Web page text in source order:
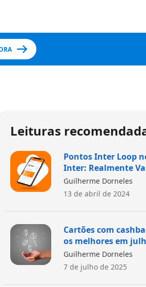
Leituras
Pontos Inter Loop
Inter: Realmente
Guilherme Dorneles
13 de abril de 2024
Cartões com
os melhores em
Guilherme Dorneles
7 de julho de 2025